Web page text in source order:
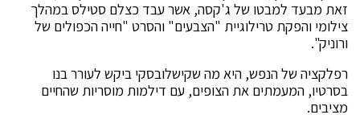
זאת מבעד למבטו של ג'קסה, אשר עבד כצלם סטילס במהלך
צילומי והפקת טרילוגיית "הצבעים" והסרט "חייה הכפולים של
ורוניק".
רפלקציה של הנפש, היא מה שקישלובסקי ביקש לעורר בנו
בסרטיו, המעמתים את הצופים, עם דילמות מוסריות שהחיים
מציבים.